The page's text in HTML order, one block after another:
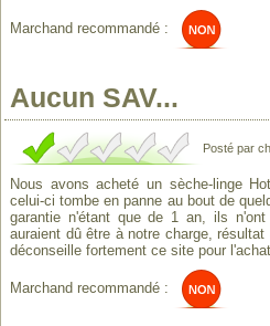
Marchand recommandé :
Aucun SAV...
Posté par
Nous avons acheté un sèche-linge
celui-ci tombe en panne au bout de
garantie n'étant que de 1 an, ils
auraient dû être à notre charge,
déconseille fortement ce site pour
Marchand recommandé :